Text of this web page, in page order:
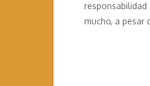
mucho, a pesar